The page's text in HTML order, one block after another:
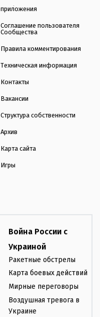
приложения
Соглашение пользователя
Сообщества
Правила комментирования
Техническая информация
Контакты
Вакансии
Структура собственности
Архив
Карта сайта
Игры
Война России с
Украиной
Ракетные обстрелы
Карта боевых действий
Мирные переговоры
Воздушная тревога в
Украине